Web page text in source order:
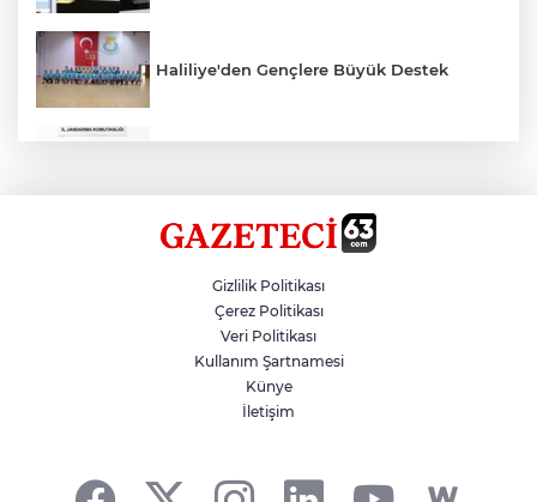
Haliliye'den Gençlere Büyük Destek
Hikmet Başak’tan Ulaşım Çalışması
Atatürk Bulvarında Asfalt Yenileniyor
Gizlilik Politikası
Çerez Politikası
Veri Politikası
Kullanım Şartnamesi
Künye
İletişim